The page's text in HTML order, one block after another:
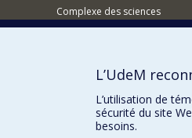
Complexe des sciences
1375 Avenue Thérèse-Lavoie-
514 343-6667L’UdeM
L’utilisation de
sécurité du site
besoins.